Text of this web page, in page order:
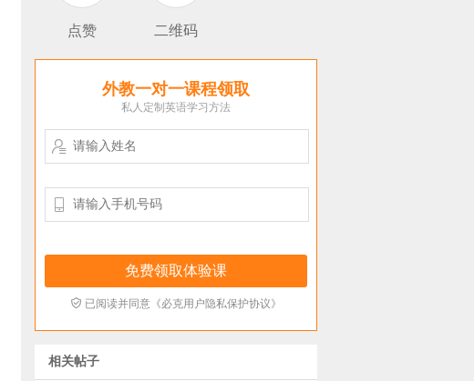
点赞 二维码
外教一对一课程领取
私人定制英语学习方法


 已阅读并同意《必克用户隐私保护协议》
相关帖子